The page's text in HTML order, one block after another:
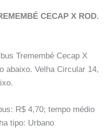
CECAP X ROD.
Tremembé Cecap X
abaixo. Velha Circular 14,
R$ 4,70; tempo médio
tipo: Urbano